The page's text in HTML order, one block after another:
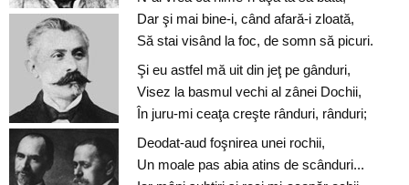
Dar şi mai bine-i, când afară-i zloată,
Să stai visând la foc, de somn să picuri.
Şi eu astfel mă uit din jeţ pe gânduri,
Visez la basmul vechi al zânei Dochii,
În juru-mi ceaţa creşte rânduri, rânduri;
Deodat-aud foşnirea unei rochii,
Un moale pas abia atins de scânduri...